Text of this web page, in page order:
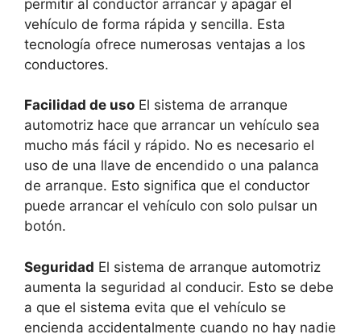
permitir al conductor arrancar y apagar el
vehículo de forma rápida y sencilla. Esta
tecnología ofrece numerosas ventajas a los
conductores.
Facilidad de uso El sistema de arranque
automotriz hace que arrancar un vehículo sea
mucho más fácil y rápido. No es necesario el
uso de una llave de encendido o una palanca
de arranque. Esto significa que el conductor
puede arrancar el vehículo con solo pulsar un
botón.
Seguridad El sistema de arranque automotriz
aumenta la seguridad al conducir. Esto se debe
a que el sistema evita que el vehículo se
encienda accidentalmente cuando no hay nadie